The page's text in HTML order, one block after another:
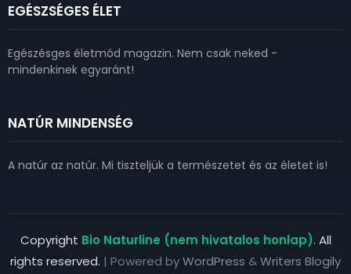
EGÉSZSÉGES ÉLET
Egészésges életmód magazin. Nem csak neked -
mindenkinek egyaránt!
NATÚR MINDENSÉG
A natúr az natúr. Mi tiszteljük a természetet és az életet is!
Copyright Bio Naturline (nem hivatalos honlap). All
rights reserved. | Powered byWordPress &Writers Blogily